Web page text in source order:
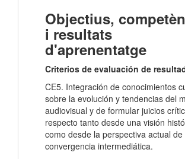
Objectius,
i resultats
d'aprenentatge
Criterios de evaluación de
CE5. Integración de conocimientos
sobre la evolución y tendencias del
audiovisual y de formular juicios
respecto tanto desde una visión
como desde la perspectiva actual de
convergencia intermediática.